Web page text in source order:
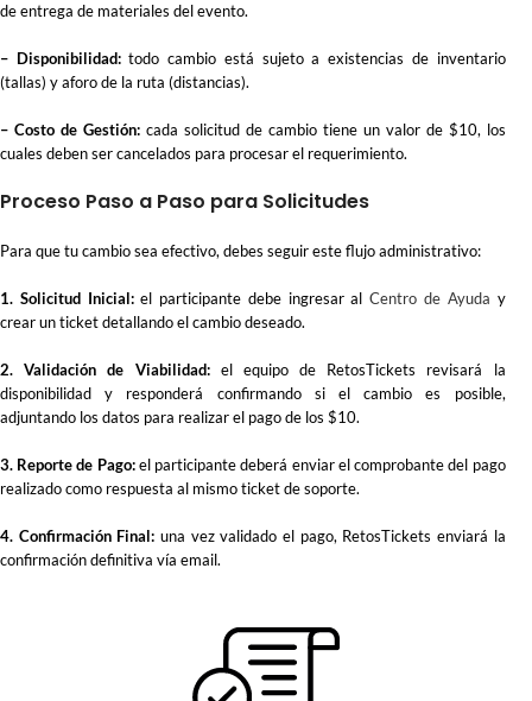
de entrega de materiales del evento.
– Disponibilidad:todo cambio está sujeto a existencias de inventario
(tallas) y aforo de la ruta (distancias).
– Costo de Gestión:cada solicitud de cambio tiene un valor de $10, los
cuales deben ser cancelados para procesar el requerimiento.
Proceso Paso a Paso para Solicitudes
Para que tu cambio sea efectivo, debes seguir este flujo administrativo:
1. Solicitud Inicial:el participante debe ingresar alCentro de Ayuda y
crear un ticket detallando el cambio deseado.
2. Validación de Viabilidad:el equipo de RetosTickets revisará la
disponibilidad y responderá confirmando si el cambio es posible,
adjuntando los datos para realizar el pago de los $10.
3. Reporte de Pago:el participante deberá enviar el comprobante del pago
realizado como respuesta al mismo ticket de soporte.
4. Confirmación Final: una vez validado el pago, RetosTickets enviará la
confirmación definitiva vía email.